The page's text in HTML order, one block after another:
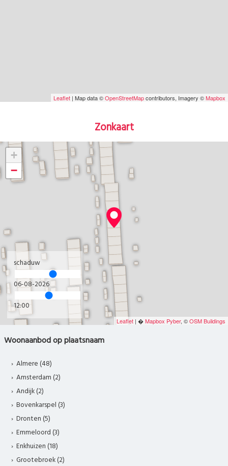
Leaflet | Map data ©OpenStreetMapcontributors, Imagery ©Mapbox
Zonkaart
+
−
Leaflet | �Mapbox Pyber, ©OSM Buildings
schaduw
06-08-2026
12:00
Woonaanbod op plaatsnaam
Almere (48)
Amsterdam (2)
Andijk (2)
Bovenkarspel (3)
Dronten (5)
Emmeloord (3)
Enkhuizen (18)
Grootebroek (2)